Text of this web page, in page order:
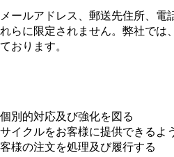
ールアドレス、郵送先住所、電
らに限定されません。弊社では
おります。
別的対応及び強化を図る
イクルをお客様に提供できるよ
様の注文を処理及び履行する